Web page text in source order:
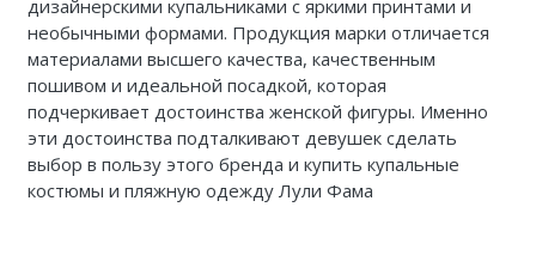
дизайнерскими купальниками с яркими принтами и
необычными формами. Продукция марки отличается
материалами высшего качества, качественным
пошивом и идеальной посадкой, которая
подчеркивает достоинства женской фигуры. Именно
эти достоинства подталкивают девушек сделать
выбор в пользу этого бренда и купить купальные
костюмы и пляжную одежду Лули Фама